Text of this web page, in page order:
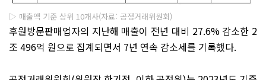
▷ 매출액 기준 상위 10개사(자료: 공정거래위원회)
후원방문판매업자의 지난해 매출이 전년 대비 27.6% 감소한 2
조 496억 원으로 집계되면서 7년 연속 감소세를 기록했다.